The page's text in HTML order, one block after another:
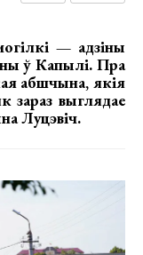
— адзіны
ў Капылі. Пра
абшчына, якія
зараз выглядае
Луцэвіч.